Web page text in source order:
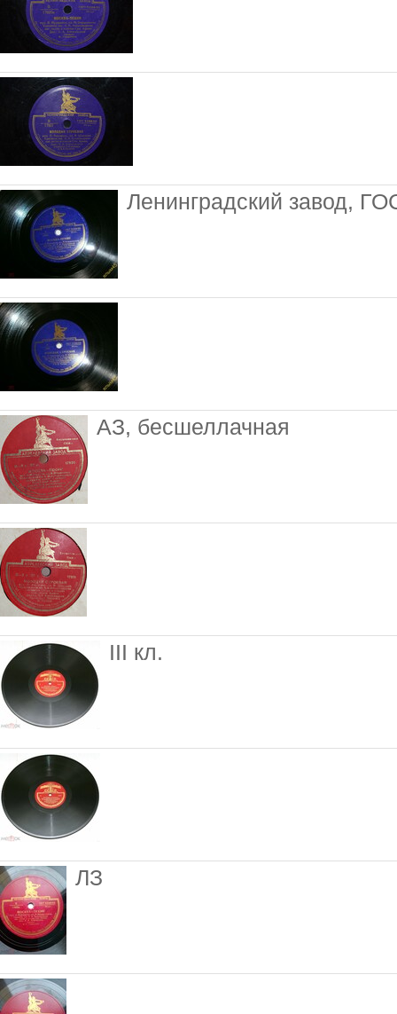
Ленинградский завод,
АЗ, бесшеллачная
III кл.
ЛЗ